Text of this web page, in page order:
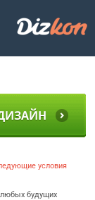
условия
любых будущих